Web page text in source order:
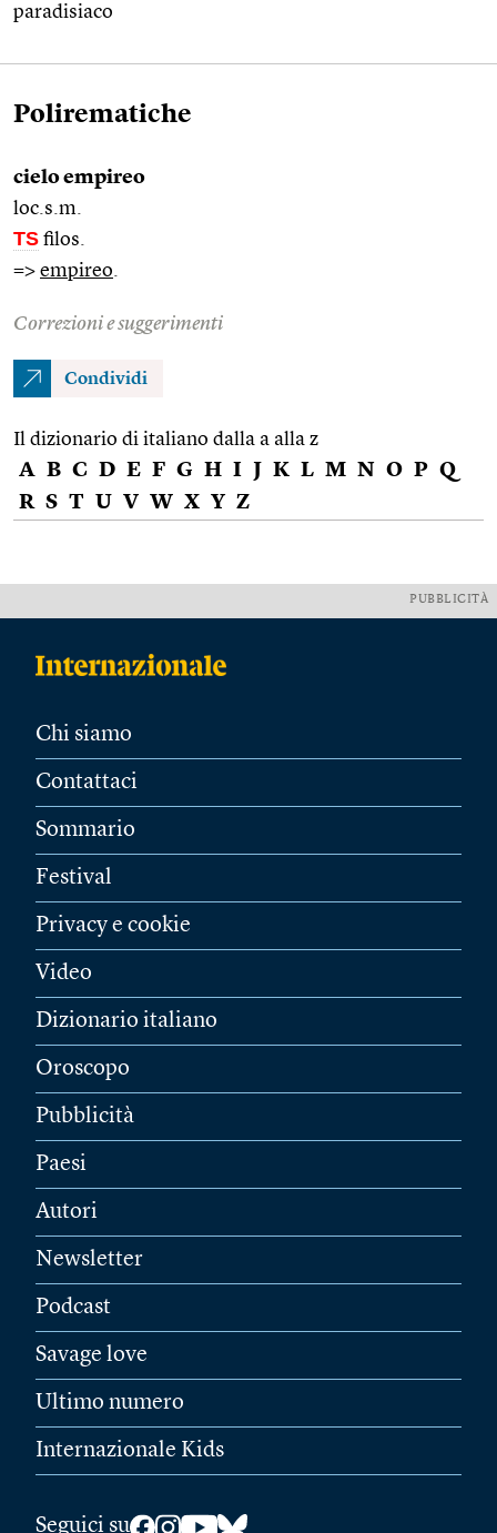
paradisiaco
Polirematiche
cielo empireo
loc.s.m.
TS filos.
=> empireo
Correzioni e suggerimenti
Condividi
Il dizionario di italiano dalla a alla z
A B C D E F G H I J K L M N O P Q
R S T U V W X Y Z
PUBBLICITÀ
Chi siamo
Contattaci
Sommario
Festival
Privacy e cookie
Video
Dizionario italiano
Oroscopo
Pubblicità
Paesi
Autori
Newsletter
Podcast
Savage love
Ultimo numero
Internazionale Kids
Seguici su